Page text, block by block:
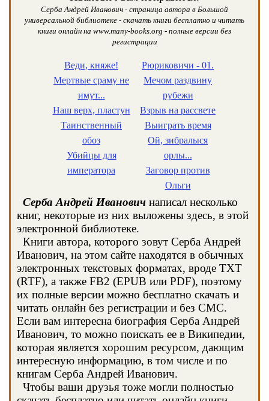
Серба Андрей Иванович - страница автора в Большой
универсальной библиотеке - скачать книги бесплатно и читать
книги онлайн на www.many-books.org - полные версии без
регистрации
Веди, княже!
Мертвые сраму не
имут...
Наш верх, пластун
Таинственный
обоз
Убийцы для
императора
Рюриковичи - 01.
Мечом раздвину
рубежи
Взрыв на рассвете
Выиграть время
Ой, зибралыся
орлы...
Заговор против
Ольги
Серба Андрей Иванович написал несколько
книг, некоторые из них выложены здесь, в этой
электронной библиотеке.
Книги автора, которого зовут Серба Андрей
Иванович, на этом сайте находятся в обычных
электронных текстовых форматах, вроде TXT
(RTF), а также FB2 (EPUB или PDF), поэтому
их полные версии можно бесплатно скачать и
читать онлайн без регистрации и без СМС.
Если вам интересна биография Серба Андрей
Иванович, то можно поискать ее в Википедии,
которая является хорошим ресурсом, дающим
интересную информацию, в том числе и по
книгам Серба Андрей Иванович.
Чтобы ваши друзья тоже могли полностью